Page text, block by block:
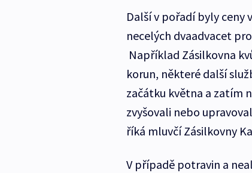
Další v pořadí byly ceny
necelých dvaadvacet
Například Zásilkovna
korun, některé další
začátku května a zatím
zvyšovali nebo
říká mluvčí Zásilkovny
V případě potravin a